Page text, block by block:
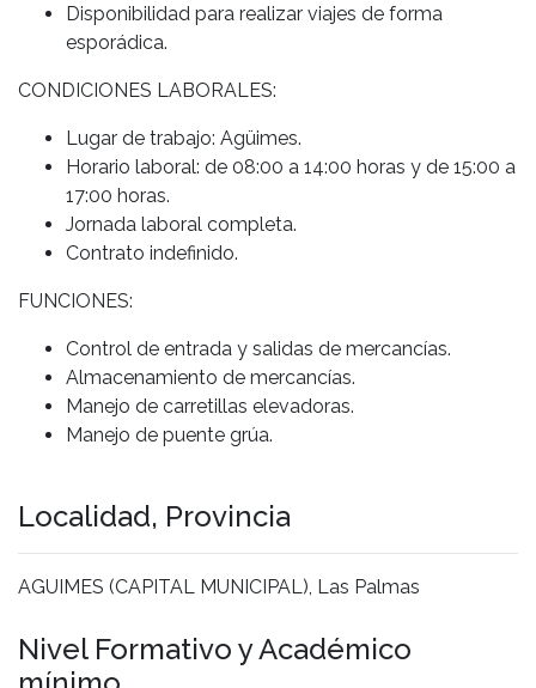
Disponibilidad para realizar viajes de forma
esporádica.
CONDICIONES LABORALES:
Lugar de trabajo: Agüimes.
Horario laboral: de 08:00 a 14:00 horas y de 15:00 a
17:00 horas.
Jornada laboral completa.
Contrato indefinido.
FUNCIONES:
Control de entrada y salidas de mercancías.
Almacenamiento de mercancías.
Manejo de carretillas elevadoras.
Manejo de puente grúa.
Localidad, Provincia
AGUIMES (CAPITAL MUNICIPAL), Las Palmas
Nivel Formativo y Académico